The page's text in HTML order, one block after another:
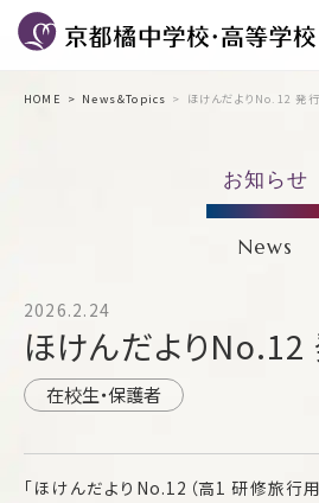
HOME News＆Topics ほけんだよりNo.12 発行
お知らせ
News
2026.2.24
ほけんだよりNo.12
在校生・保護者
「ほけんだよりNo.12（高1 研修旅行用